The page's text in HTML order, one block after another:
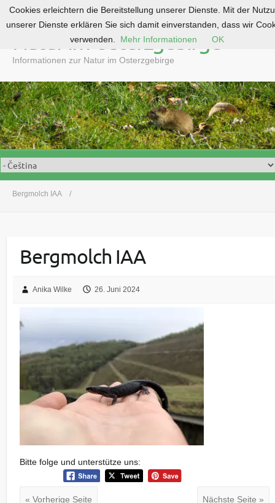
o
c
o
n
t
e
n
Natur im Osterzgebirge
Informationen zur Natur im Osterzgebirge
Bergmolch IAA
Bergmolch IAA
Anika Wilke 26. Juni 2024
Bitte folge und unterstütze uns:
« Vorherige Seite Nächste Seite »
Cookies erleichtern die Bereitstellung unserer Dienste. Mit der
unserer Dienste erklären Sie sich damit einverstanden, dass wir
verwenden.
Mehr Informationen OK